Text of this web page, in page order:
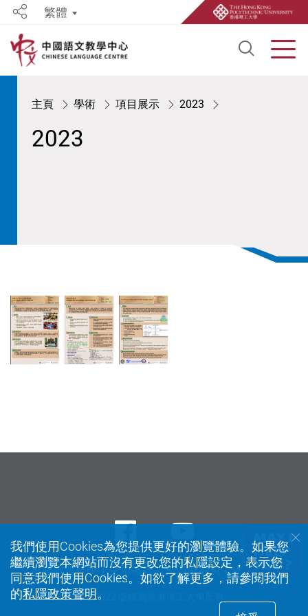
Open
Share繁體
主頁 學術 項目展示 2023
2023
私隱政策聲明 使用條款 無障礙網頁 網站指南
© 2022 版權屬香港理工大學所有
FacebookYoutube
我們使用Cookies為您提供更好的瀏覽體驗。如果您
繼續瀏覽本網站而沒有更改您的私隱設定，表示您
同意我們使用Cookies。如欲了解更多，請參閱我們
的私隱政策聲明。